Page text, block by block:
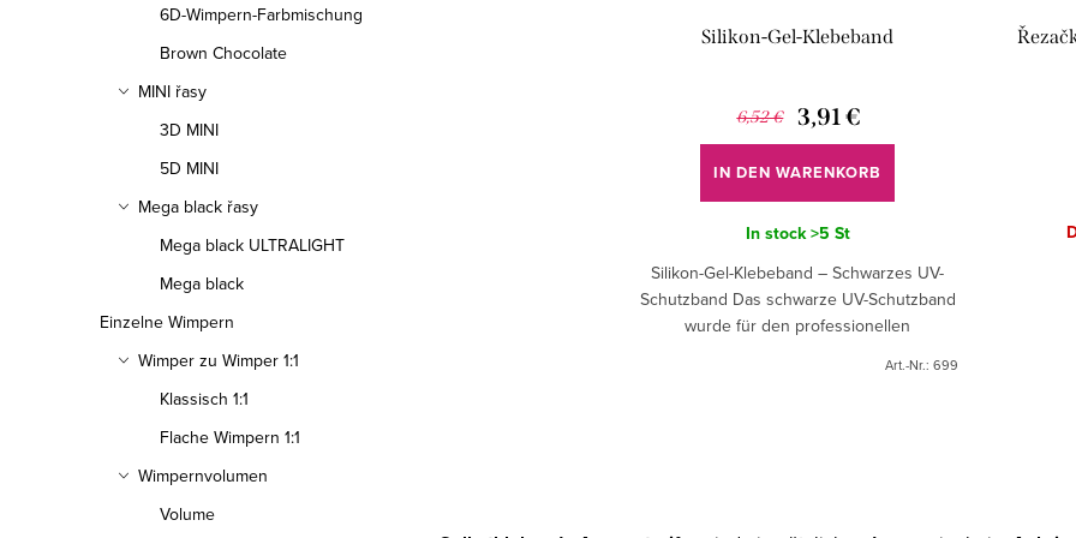
6D-Wimpern-Farbmischung
Brown Chocolate
MINI řasy
3D MINI
5D MINI
Mega black řasy
Mega black ULTRALIGHT
Mega black
Einzelne Wimpern
Wimper zu Wimper 1:1
Klassisch 1:1
Flache Wimpern 1:1
Wimpernvolumen
Volume
Silikon-Gel-Klebeband
6,52 € 3,91 €
IN DEN WARENKORB
In stock>5 St
Silikon-Gel-Klebeband – Schwarzes UV-
Schutzband Das schwarze UV-Schutzband
wurde für den professionellen
Behandlungen mit einer UV/LED-Lampe...
Art.-Nr.: 699
t